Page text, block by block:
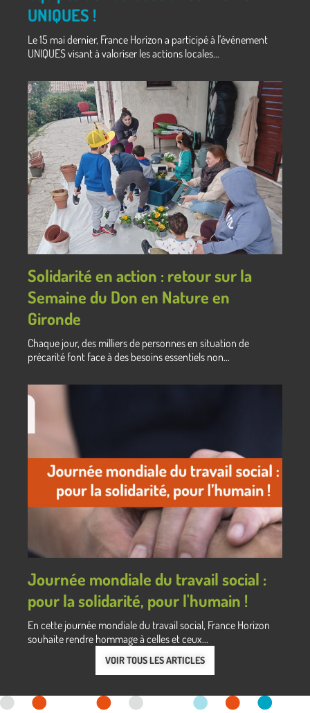
UNIQUES !
Le 15 mai dernier, France Horizon a participé à l'événement
UNIQUES visant à valoriser les actions locales...
Solidarité en action : retour sur la
Semaine du Don en Nature en
Gironde
Chaque jour, des milliers de personnes en situation de
précarité font face à des besoins essentiels non...
Journée mondiale du travail social :
pour la solidarité, pour l'humain !
En cette journée mondiale du travail social, France Horizon
souhaite rendre hommage à celles et ceux...
VOIR TOUS LES ARTICLES